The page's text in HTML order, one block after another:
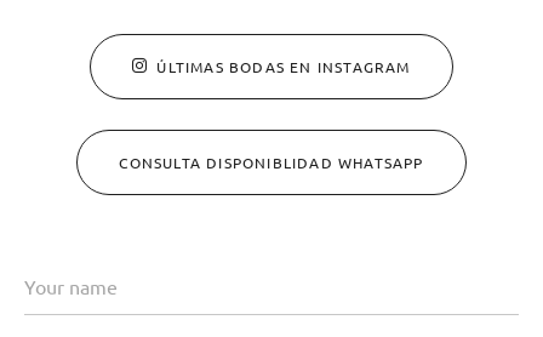
ÚLTIMAS BODAS EN INSTAGRAM
CONSULTA DISPONIBLIDAD WHATSAPP